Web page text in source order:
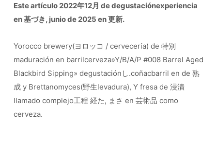
Este artículo 2022年12月 de degustaciónexperiencia
en 基づき, junio de 2025 en 更新.
Yorocco brewery(ヨロッコ / cervecería) de 特別
maduración en barrilcerveza»Y/B/A/P #008 Barrel Aged
Blackbird Sipping» degustaciónし.coñacbarril en de 熟
成 y Brettanomyces(野生levadura), Y fresa de 浸漬
llamado complejo工程 経た, まさ en 芸術品 como
cerveza.